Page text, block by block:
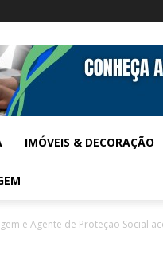
IMÓVEIS & DECORAÇÃO
e Agente de Proteção Social